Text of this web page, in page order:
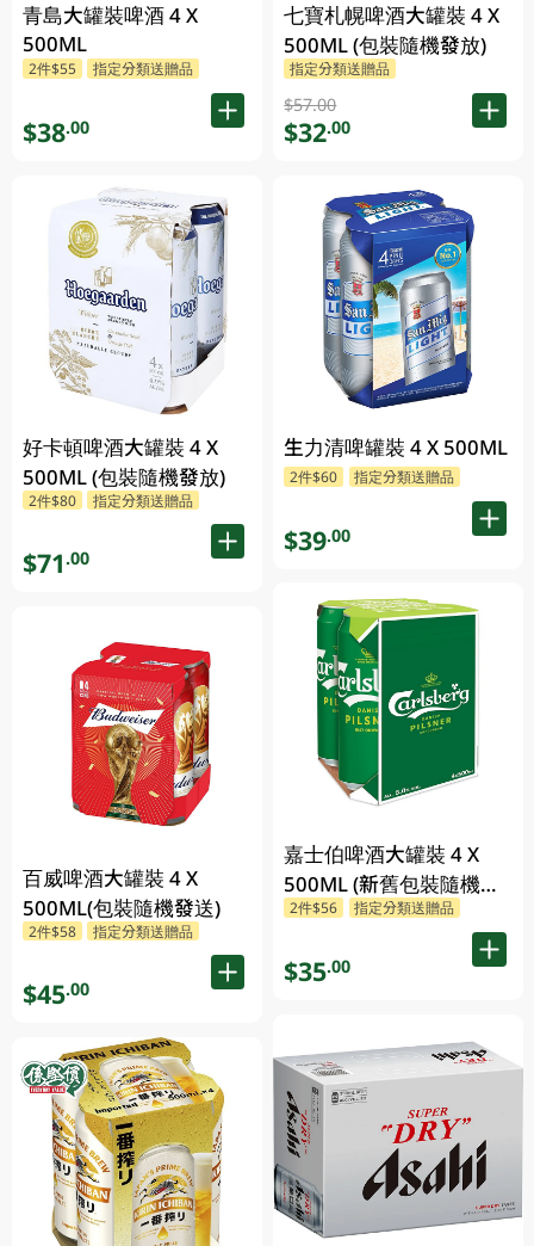
青島大罐裝啤酒 4 X
500ML
2件$55 指定分類送贈品
$38.00
好卡頓啤酒大罐裝 4 X
500ML (包裝隨機發放)
2件$80 指定分類送贈品
$71.00
百威啤酒大罐裝 4 X
500ML(包裝隨機發送)
2件$58 指定分類送贈品
$45.00
七寶札幌啤酒大罐裝 4 X
500ML (包裝隨機發放)
指定分類送贈品
$57.00
$32.00
生力清啤罐裝 4 X 500ML
2件$60 指定分類送贈品
$39.00
嘉士伯啤酒大罐裝 4 X
500ML (新舊包裝隨機發
貨)
2件$56 指定分類送贈品
$35.00